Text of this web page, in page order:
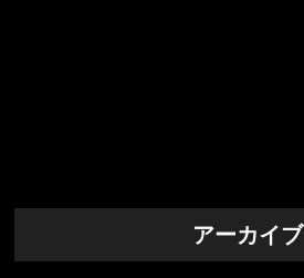
アーカイブ